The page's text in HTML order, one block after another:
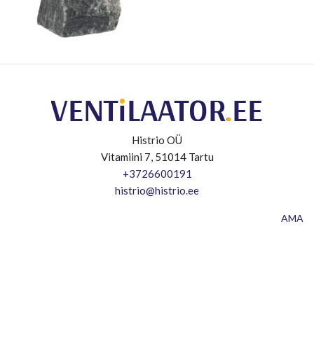
Histrio OÜ
Vitamiini 7, 51014 Tartu
+3726600191
histrio@histrio.ee
AMA